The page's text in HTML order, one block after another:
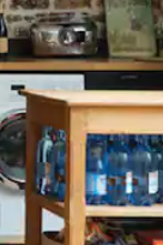
je za